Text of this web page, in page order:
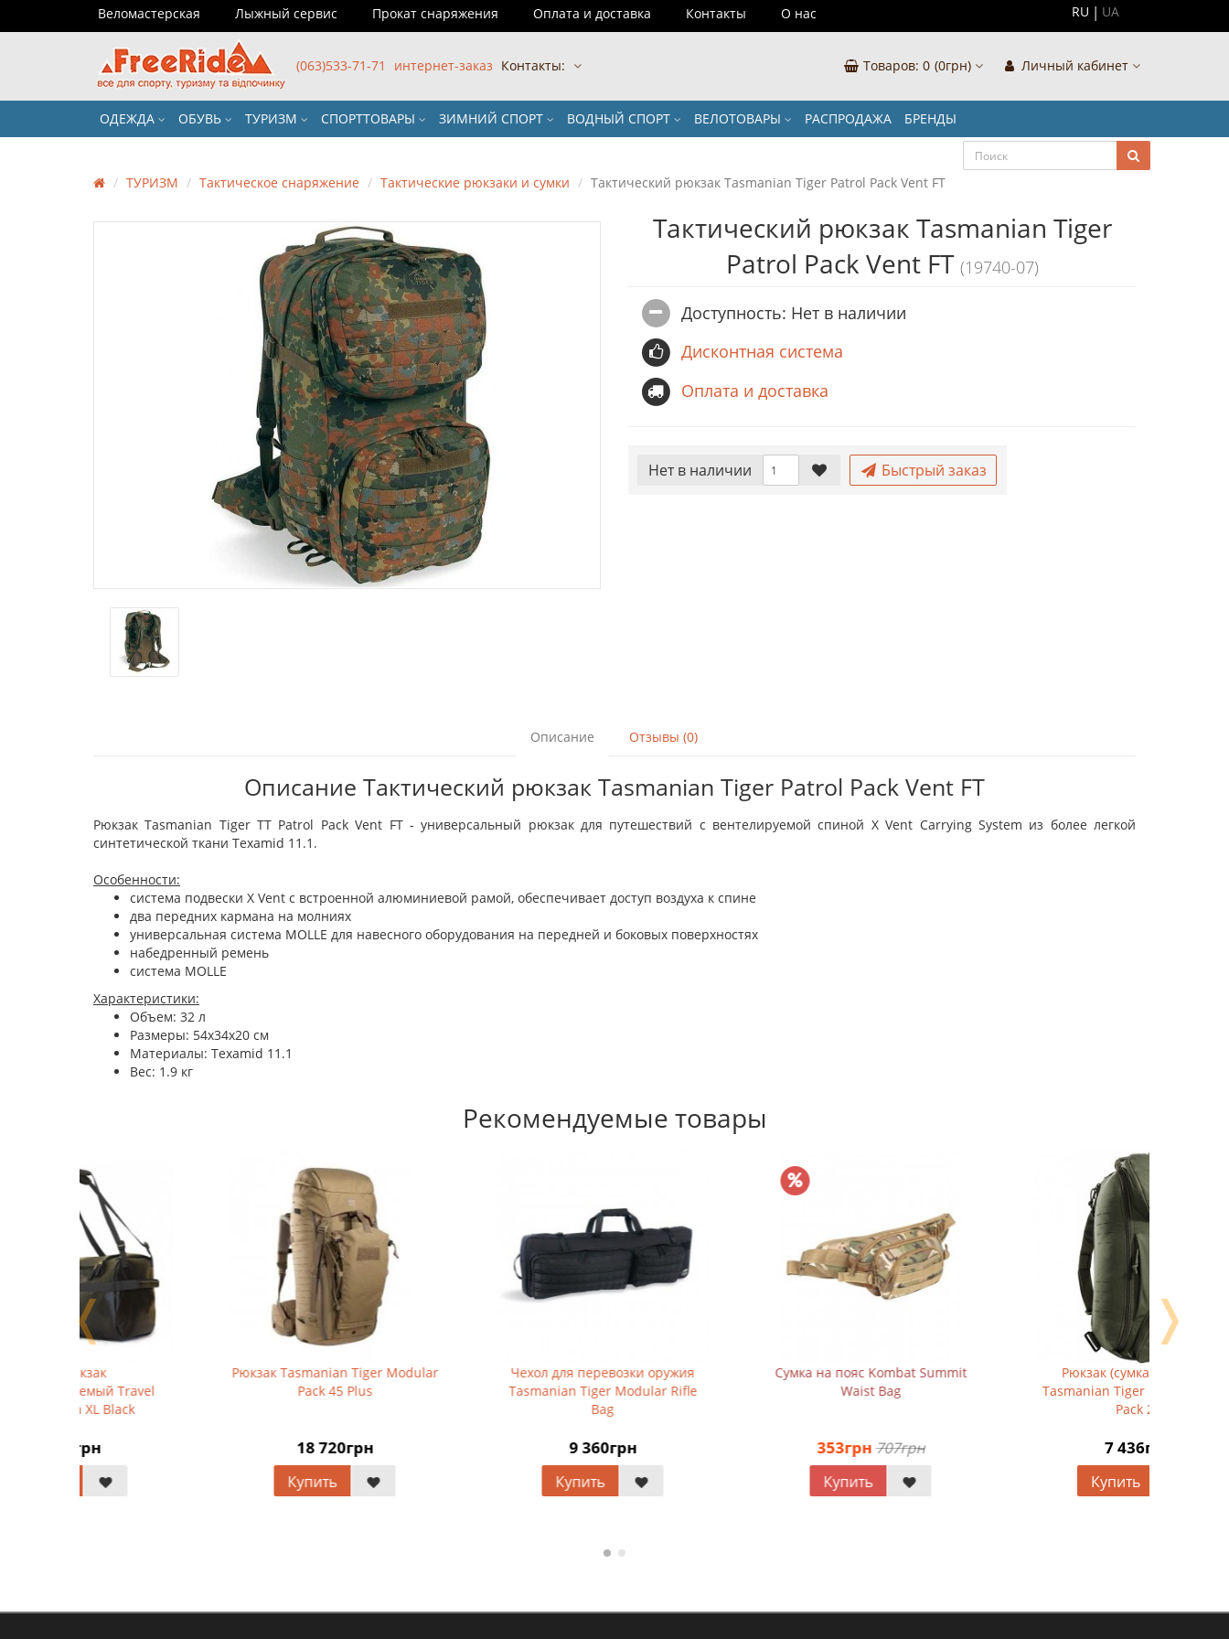
Веломастерская Лыжный сервис Прокат снаряжения Оплата и доставка Контакты О нас RU UA
(063)533-71-71 интернет-заказ Контакты: (0грн)
Товаров: 0 Личный кабинет
ОДЕЖДА ОБУВЬ ТУРИЗМ СПОРТТОВАРЫ ЗИМНИЙ СПОРТ ВОДНЫЙ СПОРТ ВЕЛОТОВАРЫ РАСПРОДАЖА БРЕНДЫ
ТУРИЗМ Тактическое снаряжение Тактические рюкзаки и сумки Тактический рюкзак Tasmanian Tiger Patrol Pack Vent FT
Тактический рюкзак Tasmanian Tiger
Patrol Pack Vent FT (19740-07)
Доступность: Нет в наличии
Дисконтная система
Оплата и доставка
Нет в наличии Быстрый заказ
Описание Отзывы (0)
Описание Тактический рюкзак Tasmanian Tiger Patrol Pack Vent FT
Рюкзак Tasmanian Tiger TT Patrol Pack Vent FT - универсальный рюкзак для путешествий с вентелируемой спиной X Vent Carrying System из более легкой
синтетической ткани Texamid 11.1.
Особенности:
система подвески X Vent с встроенной алюминиевой рамой, обеспечивает доступ воздуха к спине
два передних кармана на молниях
универсальная система MOLLE для навесного оборудования на передней и боковых поверхностях
набедренный ремень
система MOLLE
Характеристики:
Объем: 32 л
Размеры: 54x34x20 см
Материалы: Texamid 11.1
Вес: 1.9 кг
Рекомендуемые товары
Рюкзак Tasmanian Tiger Modular
Чехол для перевозки оружия
Tasmanian Tiger Modular Rifle
Сумка на пояс Kombat Summit
Рюкзак (сумка на плечо)
Tasmanian Tiger Modular Sling
❬ ❭